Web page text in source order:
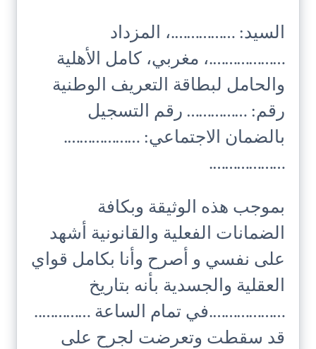
السيد: …………….، المزداد
……………….، مغربي، كامل الأهلية
والحامل لبطاقة التعريف الوطنية
رقم: …………… رقم التسجيل
بالضمان الاجتماعي: ……………….
……………….
بموجب هذه الوثيقة وبكافة
الضمانات الفعلية والقانونية أشهد
على نفسي و أصرح وأنا بكامل قواي
العقلية والجسدية بأنه بتاريخ
……………….في تمام الساعة …………..
قد سقطت وتعرضت لجرح على